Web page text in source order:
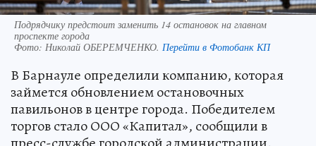
Подрядчику предстоит заменить 14 остановок на главном
проспекте города
Фото: Николай ОБЕРЕМЧЕНКО. Перейти в Фотобанк КП
В Барнауле определили компанию, которая
займется обновлением остановочных
павильонов в центре города. Победителем
торгов стало ООО «Капитал», сообщили в